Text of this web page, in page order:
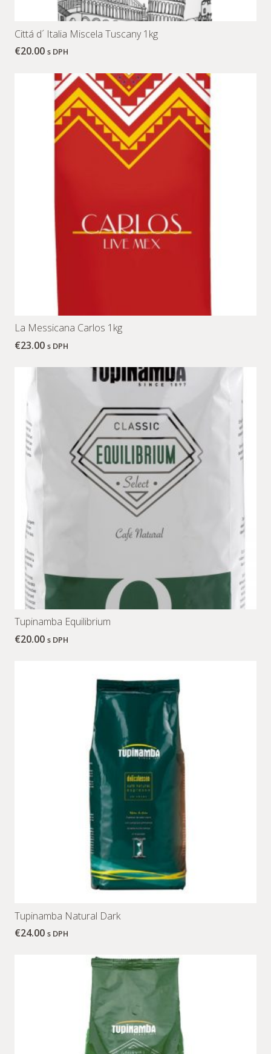
Cittá d´ Italia Miscela Tuscany 1kg
€20.00 s DPH
La Messicana Carlos 1kg
€23.00 s DPH
Tupinamba Equilibrium
€20.00 s DPH
Tupinamba Natural Dark
€24.00 s DPH